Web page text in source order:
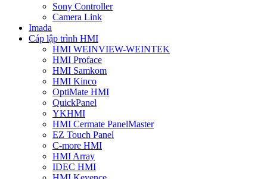
Sony Controller
Camera Link
Imada
Cáp lập trình HMI
HMI WEINVIEW-WEINTEK
HMI Proface
HMI Samkom
HMI Kinco
OptiMate HMI
QuickPanel
YKHMI
HMI Cermate PanelMaster
EZ Touch Panel
C-more HMI
HMI Array
IDEC HMI